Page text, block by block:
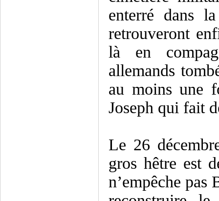
enterré dans
retrouveront
là en
allemands
au moins une
Joseph qui fait
Le 26
gros hêtre est
n’empêche pas